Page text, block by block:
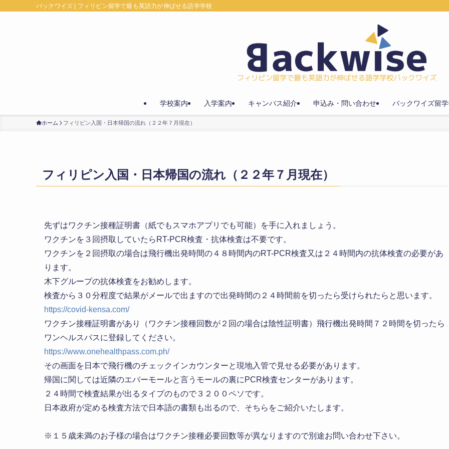
バックワイズ | フィリピン留学で最も英語力が伸ばせる語学学校
学校案内 入学案内 キャンパス紹介 申込み・問い合わせ バックワイズ留
ホーム フィリピン入国・日本帰国の流れ（２２年７月現在）
フィリピン入国・日本帰国の流れ（２２年７月現在）
先ずはワクチン接種証明書（紙でもスマホアプリでも可能）を手に入れましょう。
ワクチンを３回摂取していたらRT-PCR検査・抗体検査は不要です。
ワクチンを２回摂取の場合は飛行機出発時間の４８時間内のRT-PCR検査又は２４時間内の抗体検査の必要があ
ります。
木下グループの抗体検査をお勧めします。
検査から３０分程度で結果がメールで出ますので出発時間の２４時間前を切ったら受けられたらと思います。
https://covid-kensa.com/
ワクチン接種証明書があり（ワクチン接種回数が２回の場合は陰性証明書）飛行機出発時間７２時間を切ったら
ワンヘルスパスに登録してください。
https://www.onehealthpass.com.ph/
その画面を日本で飛行機のチェックインカウンターと現地入管で見せる必要があります。
帰国に関しては近隣のエバーモールと言うモールの裏にPCR検査センターがあります。
２４時間で検査結果が出るタイプのもので３２００ペソです。
日本政府が定める検査方法で日本語の書類も出るので、そちらをご紹介いたします。
※１５歳未満のお子様の場合はワクチン接種必要回数等が異なりますので別途お問い合わせ下さい。